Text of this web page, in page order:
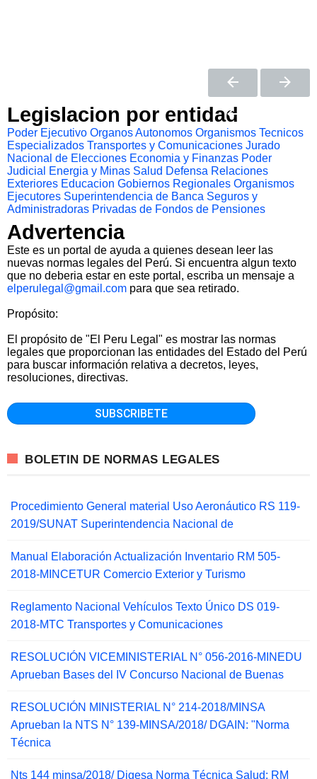
Legislacion por entidad
Poder Ejecutivo Organos Autonomos Organismos Tecnicos
Especializados Transportes y Comunicaciones Jurado
Nacional de Elecciones Economia y Finanzas Poder
Judicial
Energia y Minas Salud Defensa Relaciones
Exteriores Educacion Gobiernos Regionales Organismos
Ejecutores Superintendencia de Banca Seguros y
Administradoras Privadas de Fondos de Pensiones
Advertencia
Este es un portal de ayuda a quienes desean leer las
nuevas normas legales del Perú. Si encuentra algun texto
que no deberia estar en este portal, escriba un mensaje a
elperulegal@gmail.com para que sea retirado.
Propósito:
El propósito de "El Peru Legal" es mostrar las normas
legales que proporcionan las entidades del Estado del Perú
para buscar información relativa a decretos, leyes,
resoluciones, directivas.
BOLETIN DE NORMAS LEGALES
Procedimiento General material Uso Aeronáutico RS 119-
2019/SUNAT Superintendencia Nacional de
Manual Elaboración Actualización Inventario RM 505-
2018-MINCETUR Comercio Exterior y Turismo
Reglamento Nacional Vehículos Texto Único DS 019-
2018-MTC Transportes y Comunicaciones
RESOLUCIÓN VICEMINISTERIAL N° 056-2016-MINEDU
Aprueban Bases del IV Concurso Nacional de Buenas
RESOLUCIÓN MINISTERIAL N° 214-2018/MINSA
Aprueban la NTS N° 139-MINSA/2018/ DGAIN: "Norma
Técnica
Nts 144 minsa/2018/ Digesa Norma Técnica Salud: RM